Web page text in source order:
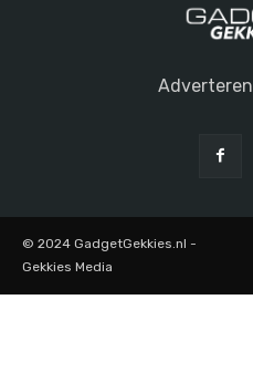
Adverteren
© 2024 GadgetGekkies.nl -
Gekkies Media